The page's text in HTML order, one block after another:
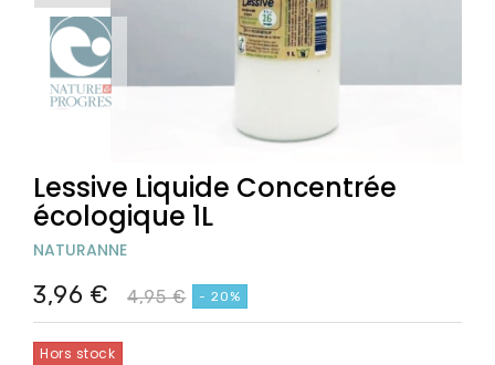
Lessive Liquide Concentrée
écologique 1L
NATURANNE
3,96 € 4,95 € - 20%
Hors stock